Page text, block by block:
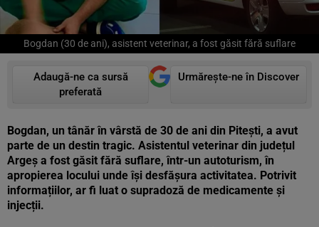
Bogdan (30 de ani), asistent veterinar, a fost găsit fără suflare
Adaugă-ne ca sursă
preferată
Urmărește-ne în Discover
Bogdan, un tânăr în vârstă de 30 de ani din Pitești, a avut
parte de un destin tragic. Asistentul veterinar din județul
Argeș a fost găsit fără suflare, într-un autoturism, în
apropierea locului unde își desfășura activitatea. Potrivit
informațiilor, ar fi luat o supradoză de medicamente și
injecții.